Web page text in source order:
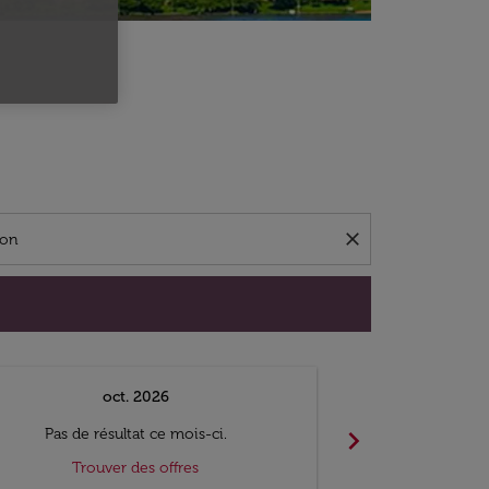
close
oct. 2026
Pas de résultat ce mois-ci.
Trouver des offres
chevron_right